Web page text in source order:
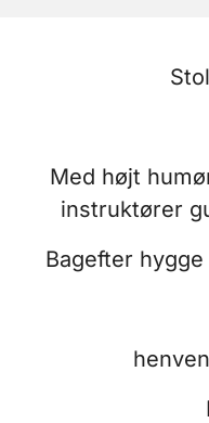
Med højt
instruktører
Bagefter